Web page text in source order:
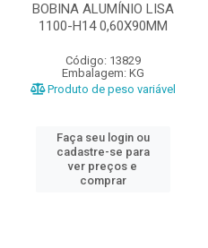
BOBINA ALUMÍNIO LISA
1100-H14 0,60X90MM
Código: 13829
Embalagem: KG
Produto de peso variável
Faça seu login ou
cadastre-se para
ver preços e
comprar